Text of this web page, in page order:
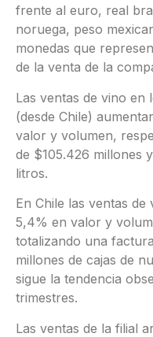
frente al euro, real
noruega, peso
monedas que
de la venta de la
Las ventas de vino en
(desde Chile)
valor y volumen,
de $105.426 millones
litros.
En Chile las ventas
5,4% en valor y
totalizando una
millones de cajas de
sigue la tendencia
trimestres.
Las ventas de la filial